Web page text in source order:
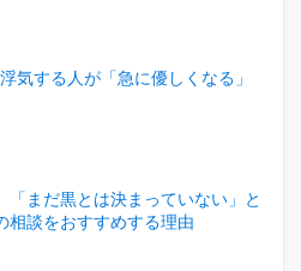
気する人が「急に優しくなる」
「まだ黒とは決まっていない」と
相談をおすすめする理由